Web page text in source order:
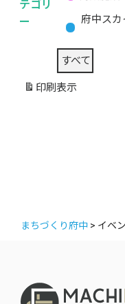
ー
カ
テ
ゴ
府中スカ
すべて
印刷 表示
まちづくり府中 > イベ